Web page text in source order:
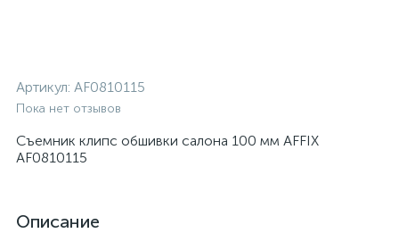
Артикул: AF0810115
Пока нет отзывов
Съемник клипс обшивки салона 100 мм AFFIX
AF0810115
Описание